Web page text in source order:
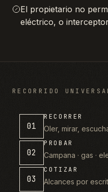
El propietario no
eléctrico, o
RECORRIDO
01
RECORRER
Oler, mirar,
02
PROBAR
Campana · gas ·
03
COTIZAR
Alcances por